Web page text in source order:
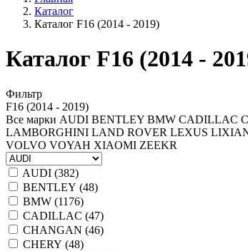
Каталог
Каталог F16 (2014 - 2019)
Каталог F16 (2014 -
Фильтр
F16 (2014 - 2019)
Все марки AUDI BENTLEY BMW CADILLAC
LAMBORGHINI LAND ROVER LEXUS
VOLVO VOYAH XIAOMI ZEEKR
AUDI (382)
BENTLEY (48)
BMW (1176)
CADILLAC (47)
CHANGAN (46)
CHERY (48)